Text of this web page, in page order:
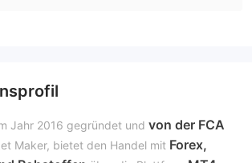
Jahr 2016 gegründet und von der FCA
Maker, bietet den Handel mit Forex,